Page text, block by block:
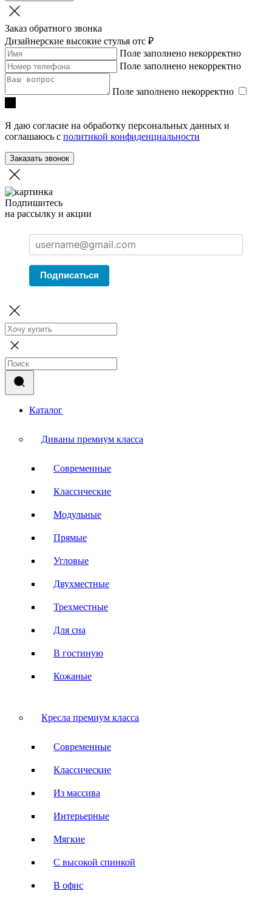
Заказ обратного звонка
Дизайнерские высокие стулья отc ₽
Поле заполнено некорректно
Поле заполнено некорректно
Поле заполнено некорректно
Я даю согласие на обработку персональных данных и
соглашаюсь с политикой конфиденциальности
Заказать звонок
Подпишитесь
на рассылку и акции
Подписаться
Каталог
Диваны премиум класса
Современные
Классические
Модульные
Прямые
Угловые
Двухместные
Трехместные
Для сна
В гостиную
Кожаные
Кресла премиум класса
Современные
Классические
Из массива
Интерьерные
Мягкие
С высокой спинкой
В офис